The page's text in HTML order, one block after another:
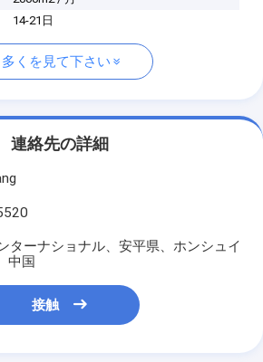
14-21日
多くを見て下さい
連絡先の詳細
ターナショナル、安平県、ホンシュイ
中国
接触